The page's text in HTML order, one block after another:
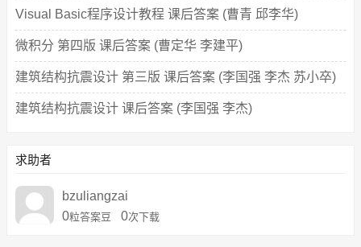
Visual Basic程序设计教程 课后答案 (曹青 邱李华)
微积分 第四版 课后答案 (曹定华 李建平)
建筑结构抗震设计 第三版 课后答案 (李国强 李杰 苏小卒)
建筑结构抗震设计 课后答案 (李国强 李杰)
求助者
bzuliangzai
0粒答案豆 0次下载